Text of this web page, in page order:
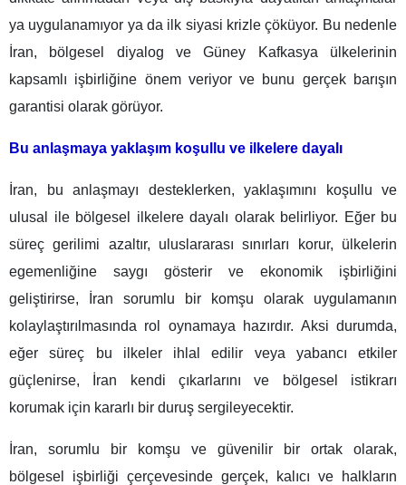
ya uygulanamıyor ya da ilk siyasi krizle çöküyor. Bu nedenle
İran, bölgesel diyalog ve Güney Kafkasya ülkelerinin
kapsamlı işbirliğine önem veriyor ve bunu gerçek barışın
garantisi olarak görüyor.
Bu anlaşmaya yaklaşım koşullu ve ilkelere dayalı
İran, bu anlaşmayı desteklerken, yaklaşımını koşullu ve
ulusal ile bölgesel ilkelere dayalı olarak belirliyor. Eğer bu
süreç gerilimi azaltır, uluslararası sınırları korur, ülkelerin
egemenliğine saygı gösterir ve ekonomik işbirliğini
geliştirirse, İran sorumlu bir komşu olarak uygulamanın
kolaylaştırılmasında rol oynamaya hazırdır. Aksi durumda,
eğer süreç bu ilkeler ihlal edilir veya yabancı etkiler
güçlenirse, İran kendi çıkarlarını ve bölgesel istikrarı
korumak için kararlı bir duruş sergileyecektir.
İran, sorumlu bir komşu ve güvenilir bir ortak olarak,
bölgesel işbirliği çerçevesinde gerçek, kalıcı ve halkların